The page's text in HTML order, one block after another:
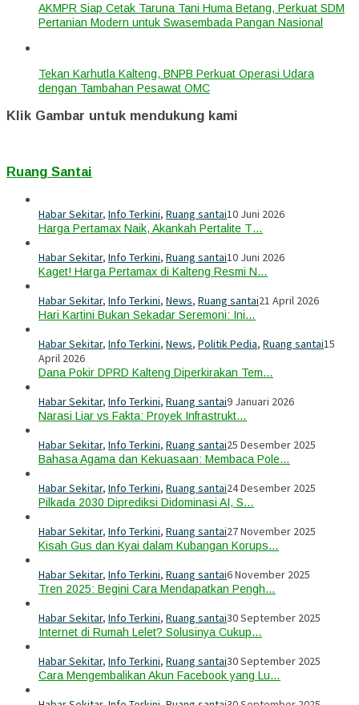
AKMPR Siap Cetak Taruna Tani Huma Betang, Perkuat SDM
Pertanian Modern untuk Swasembada Pangan Nasional
Tekan Karhutla Kalteng, BNPB Perkuat Operasi Udara
dengan Tambahan Pesawat OMC
Klik Gambar untuk mendukung kami
Ruang Santai
Habar Sekitar, Info Terkini, Ruang santai10 Juni 2026
Harga Pertamax Naik, Akankah Pertalite T…
Habar Sekitar, Info Terkini, Ruang santai10 Juni 2026
Kaget! Harga Pertamax di Kalteng Resmi N…
Habar Sekitar, Info Terkini, News, Ruang santai21 April 2026
Hari Kartini Bukan Sekadar Seremoni: Ini…
Habar Sekitar, Info Terkini, News, Politik Pedia, Ruang santai15
April 2026
Dana Pokir DPRD Kalteng Diperkirakan Tem…
Habar Sekitar, Info Terkini, Ruang santai9 Januari 2026
Narasi Liar vs Fakta: Proyek Infrastrukt…
Habar Sekitar, Info Terkini, Ruang santai25 Desember 2025
Bahasa Agama dan Kekuasaan: Membaca Pole…
Habar Sekitar, Info Terkini, Ruang santai24 Desember 2025
Pilkada 2030 Diprediksi Didominasi AI, S…
Habar Sekitar, Info Terkini, Ruang santai27 November 2025
Kisah Gus dan Kyai dalam Kubangan Korups…
Habar Sekitar, Info Terkini, Ruang santai6 November 2025
Tren 2025: Begini Cara Mendapatkan Pengh…
Habar Sekitar, Info Terkini, Ruang santai30 September 2025
Internet di Rumah Lelet? Solusinya Cukup…
Habar Sekitar, Info Terkini, Ruang santai30 September 2025
Cara Mengembalikan Akun Facebook yang Lu…